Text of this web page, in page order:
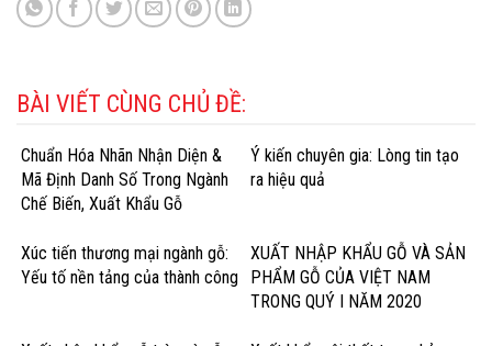
BÀI VIẾT CÙNG CHỦ ĐỀ:
Chuẩn Hóa Nhãn Nhận Diện &
Mã Định Danh Số Trong Ngành
Chế Biến, Xuất Khẩu Gỗ
Ý kiến chuyên gia: Lòng tin tạo
ra hiệu quả
Xúc tiến thương mại ngành gỗ:
Yếu tố nền tảng của thành công
XUẤT NHẬP KHẨU GỖ VÀ SẢN
PHẨM GỖ CỦA VIỆT NAM
TRONG QUÝ I NĂM 2020